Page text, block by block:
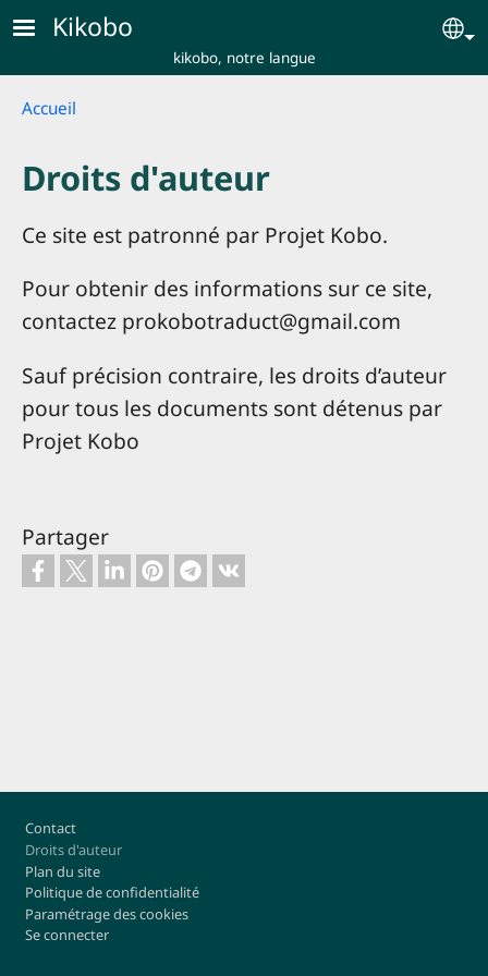
Skip to main content
Kikobo
kikobo, notre langue
Breadcrumb
Accueil
Droits d'auteur
Ce site est patronné par Projet Kobo.
Pour obtenir des informations sur ce site,
contactez prokobotraduct@gmail.com
Sauf précision contraire, les droits d’auteur
pour tous les documents sont détenus par
Projet Kobo
Partager
Footer
Contact
Droits d'auteur
Plan du site
Politique de confidentialité
Paramétrage des cookies
Se connecter